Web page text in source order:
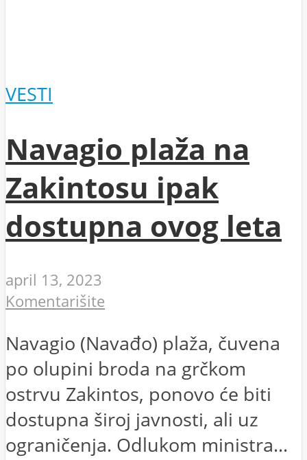
VESTI
Navagio plaža na
Zakintosu ipak
dostupna ovog leta
april 13, 2023
Komentarišite
Navagio (Navađo) plaža, čuvena
po olupini broda na grčkom
ostrvu Zakintos, ponovo će biti
dostupna široj javnosti, ali uz
ograničenja. Odlukom ministra...